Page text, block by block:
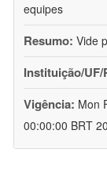
equipes
Resumo: Vide
Instituição/UF/
Vigência: Mon
00:00:00 BRT